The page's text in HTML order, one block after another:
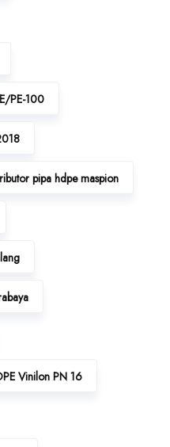
PE-100
pipa hdpe maspion
Vinilon PN 16